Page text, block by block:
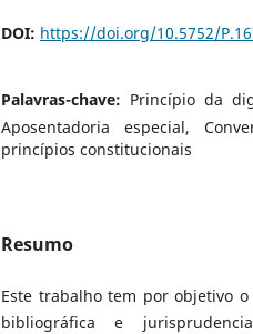
DOI: https://doi.org/10.5752/
Palavras-chave: Princípio da
Aposentadoria especial,
princípios constitucionais
Resumo
Este trabalho tem por objetivo
bibliográfica e